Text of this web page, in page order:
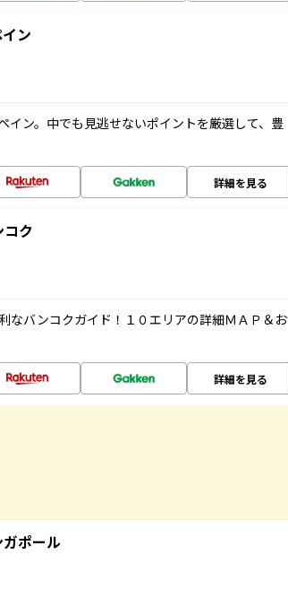
ン
イン。中でも見逃せないポイントを厳選して、豊
詳細を見る
ク
なバンコクガイド！１０エリアの詳細ＭＡＰ＆お
詳細を見る
ポール